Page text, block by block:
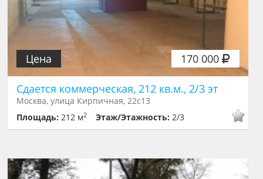
170 000
Цена
Сдается коммерческая, 212 кв.м., 2/3 эт
Москва, улица Кирпичная, 22с13
Площадь:212 м2 Этаж/Этажность:2/3